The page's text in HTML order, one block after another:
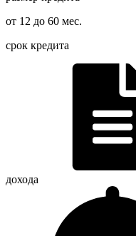
от 12 до 60 мес.
срок кредита
дохода